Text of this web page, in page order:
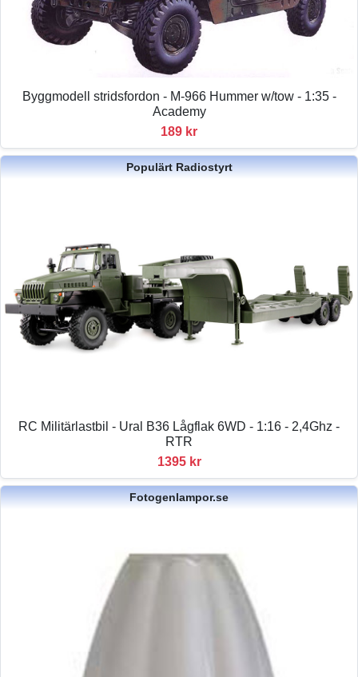
Byggmodell stridsfordon - M-966 Hummer w/tow - 1:35 -
Academy
189 kr
Populärt Radiostyrt
RC Militärlastbil - Ural B36 Lågflak 6WD - 1:16 - 2,4Ghz -
RTR
1395 kr
Fotogenlampor.se